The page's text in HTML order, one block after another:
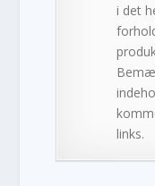
i det
links.